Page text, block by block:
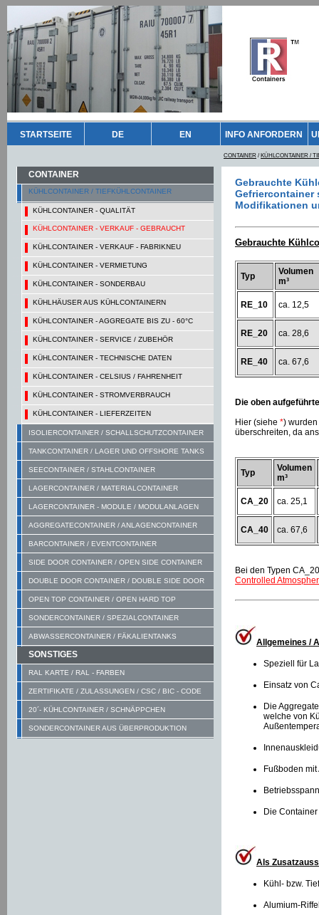
STARTSEITE DE EN INFO ANFORDERN
CONTAINER / KÜHLCONTAINER /
CONTAINER
KÜHLCONTAINER / TIEFKÜHLCONTAINER
KÜHLCONTAINER - QUALITÄT
KÜHLCONTAINER - VERKAUF - GEBRAUCHT
KÜHLCONTAINER - VERKAUF - FABRIKNEU
KÜHLCONTAINER - VERMIETUNG
KÜHLCONTAINER - SONDERBAU
KÜHLHÄUSER AUS KÜHLCONTAINERN
KÜHLCONTAINER - AGGREGATE BIS ZU - 60°C
KÜHLCONTAINER - SERVICE / ZUBEHÖR
KÜHLCONTAINER - TECHNISCHE DATEN
KÜHLCONTAINER - CELSIUS / FAHRENHEIT
KÜHLCONTAINER - STROMVERBRAUCH
KÜHLCONTAINER - LIEFERZEITEN
ISOLIERCONTAINER / SCHALLSCHUTZCONTAINER
TANKCONTAINER / LAGER UND OFFSHORE TANKS
SEECONTAINER / STAHLCONTAINER
LAGERCONTAINER / MATERIALCONTAINER
LAGERCONTAINER - MODULE / MODULANLAGEN
AGGREGATECONTAINER / ANLAGENCONTAINER
BARCONTAINER / EVENTCONTAINER
SIDE DOOR CONTAINER / OPEN SIDE CONTAINER
DOUBLE DOOR CONTAINER / DOUBLE SIDE DOOR
OPEN TOP CONTAINER / OPEN HARD TOP
SONDERCONTAINER / SPEZIALCONTAINER
ABWASSERCONTAINER / FÄKALIENTANKS
SONSTIGES
RAL KARTE / RAL - FARBEN
ZERTIFIKATE / ZULASSUNGEN / CSC / BIC - CODE
20´- KÜHLCONTAINER / SCHNÄPPCHEN
SONDERCONTAINER AUS ÜBERPRODUKTION
Gebrauchte
Gefriercontainer
Modifikationen
Gebrauchte
Typ
Volumen
m³
RE_10 ca. 12,5
RE_20 ca. 28,6
RE_40 ca. 67,6
Die oben
Hier (siehe *)
überschreiten, da
Typ
Volumen
m³
CA_20 ca. 25,1
CA_40 ca. 67,6
Bei den Typen
Controlled
Allgemeines /
Speziell für
Einsatz von
Die
welche von
Fußboden
Die
Als
Kühl- bzw.
Alumium-